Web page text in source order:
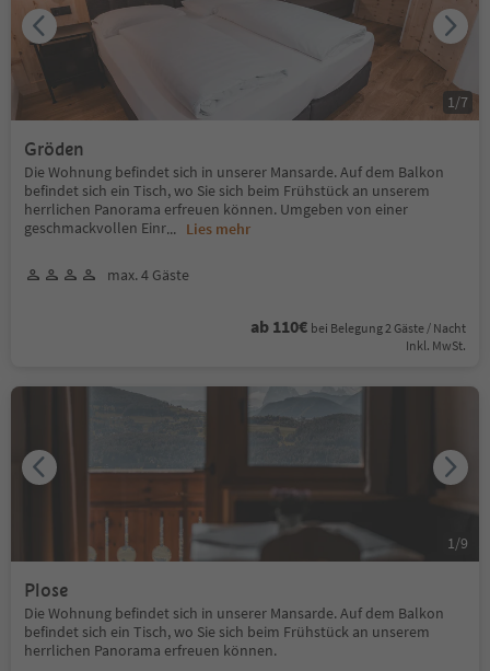
Gröden
Die Wohnung befindet sich in unserer Mansarde. Auf dem Balkon
befindet sich ein Tisch, wo Sie sich beim Frühstück an unserem
herrlichen Panorama erfreuen können. Umgeben von einer
geschmackvollen Einr... Lies mehr
max. 4 Gäste
ab 110€ bei Belegung 2 Gäste / Nacht
Inkl. MwSt.
1 /7
Plose
Die Wohnung befindet sich in unserer Mansarde. Auf dem Balkon
befindet sich ein Tisch, wo Sie sich beim Frühstück an unserem
herrlichen Panorama erfreuen können.
1 /9